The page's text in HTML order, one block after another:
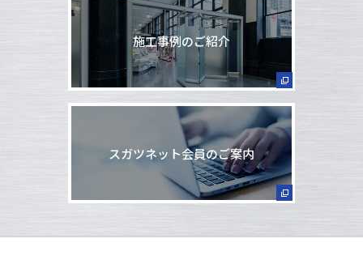
施工事例のご紹介
スガツネット会員のご案内